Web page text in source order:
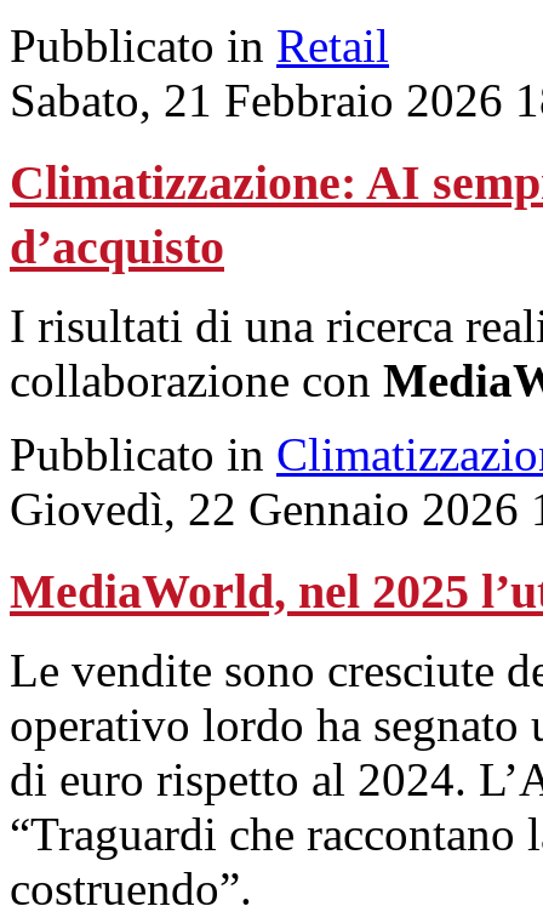
Pubblicato in Retail
Sabato, 21 Febbraio 2026
Climatizzazione: AI
d’acquisto
I risultati di una ricerca
collaborazione con
Pubblicato in
Giovedì, 22 Gennaio 2026
MediaWorld, nel 2025
Le vendite sono cresciute
operativo lordo ha
di euro rispetto al 2024.
“Traguardi che raccontano
costruendo”.